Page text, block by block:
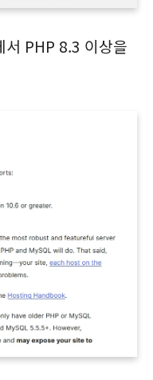
서 PHP 8.3 이상을